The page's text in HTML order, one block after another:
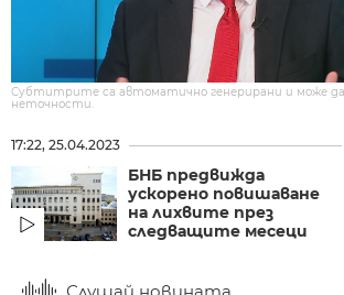
Субтитрите са автоматично генерирани и може
неточности.
17:22, 25.04.2023
БНБ предвижда
ускорено повишаване
на лихвите през
следващите месеци